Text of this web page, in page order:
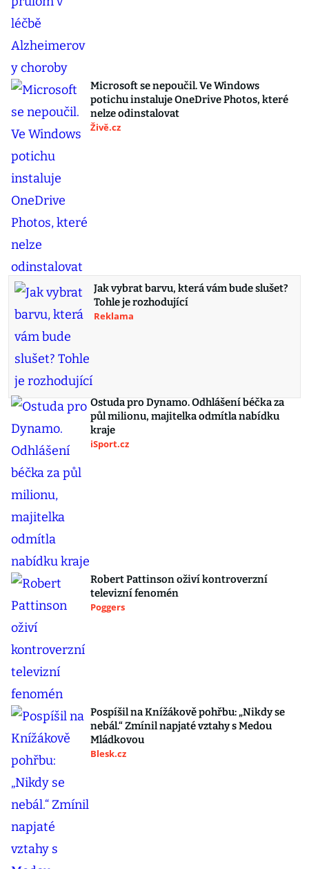
Microsoft se nepoučil. Ve Windows
potichu instaluje OneDrive Photos, které
nelze odinstalovat
Živě.cz
Jak vybrat barvu, která vám bude slušet?
Tohle je rozhodující
Reklama
Ostuda pro Dynamo. Odhlášení béčka za
půl milionu, majitelka odmítla nabídku
kraje
iSport.cz
Robert Pattinson oživí kontroverzní
televizní fenomén
Poggers
Pospíšil na Knížákově pohřbu: „Nikdy se
nebál.“ Zmínil napjaté vztahy s Medou
Mládkovou
Blesk.cz